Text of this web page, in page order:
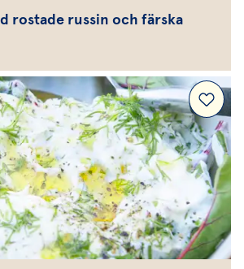
rostade russin och färska